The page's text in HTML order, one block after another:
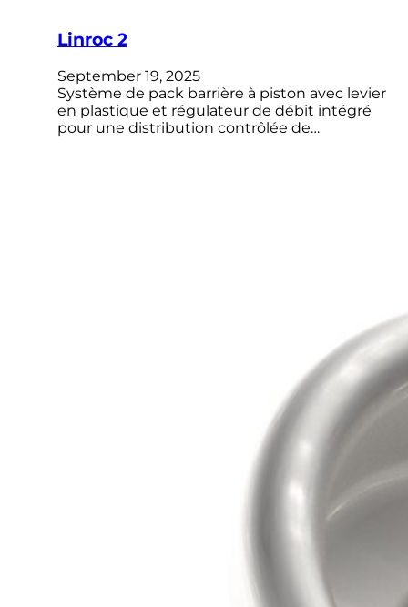
Linroc 2
September 19, 2025
Système de pack barrière à piston avec levier
en plastique et régulateur de débit intégré
pour une distribution contrôlée de…